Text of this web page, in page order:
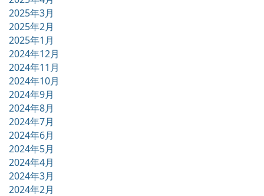
2025年3月
2025年2月
2025年1月
2024年12月
2024年11月
2024年10月
2024年9月
2024年8月
2024年7月
2024年6月
2024年5月
2024年4月
2024年3月
2024年2月